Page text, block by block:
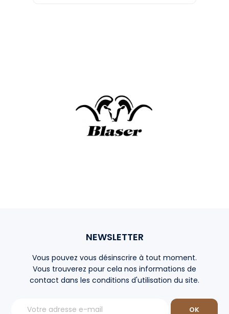
NEWSLETTER
Vous pouvez vous désinscrire à tout moment.
Vous trouverez pour cela nos informations de
contact dans les conditions d'utilisation du site.